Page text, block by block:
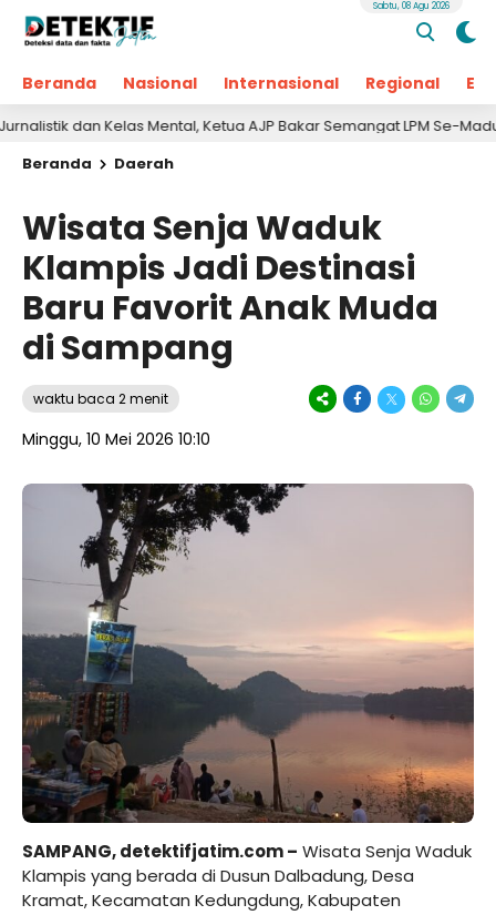
Beranda Nasional Internasional Regional
Sabtu, 08 Agu 2026
Kelas Mental, Ketua AJP Bakar Semangat LPM Se-Madura
Beranda
Daerah
Wisata Senja Waduk
Klampis Jadi Destinasi
Baru Favorit Anak Muda
di Sampang
waktu baca 2 menit
Minggu, 10 Mei 2026 10:10
SAMPANG,detektifjatim.com– Wisata Senja Waduk
Klampis yang berada di Dusun Dalbadung, Desa
Kramat, Kecamatan Kedungdung, Kabupaten